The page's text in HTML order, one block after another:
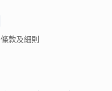
條款及細則